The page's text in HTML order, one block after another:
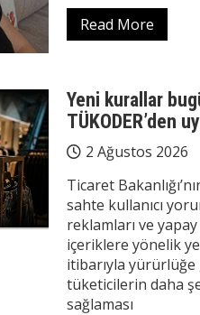
Read More
Yeni kurallar
TÜKODER’den
2 Ağustos 2026
Ticaret
sahte kullanıcı
reklamları ve
içeriklere yönelik
itibarıyla
tüketicilerin daha
sağlaması